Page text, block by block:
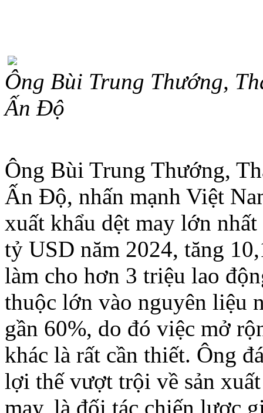
Ông Bùi Trung Thướng,
Ấn Độ
Ông Bùi Trung Thướng,
Ấn Độ, nhấn mạnh Việt
xuất khẩu dệt may lớn
tỷ USD năm 2024, tăng
làm cho hơn 3 triệu lao
thuộc lớn vào nguyên liệu
gần 60%, do đó việc mở
khác là rất cần thiết. Ông
lợi thế vượt trội về sản
may, là đối tác chiến lược